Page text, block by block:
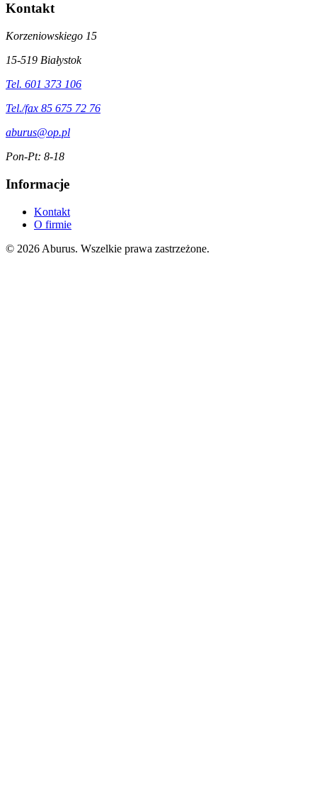
Kontakt
Korzeniowskiego 15
15-519 Białystok
Tel. 601 373 106
Tel./fax 85 675 72 76
aburus@op.pl
Pon-Pt: 8-18
Informacje
Kontakt
O firmie
© 2026 Aburus. Wszelkie prawa zastrzeżone.